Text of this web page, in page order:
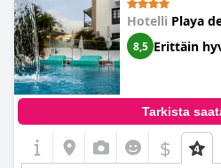
Hotelli Playa
8,5 Erittäin
Tarkista
$